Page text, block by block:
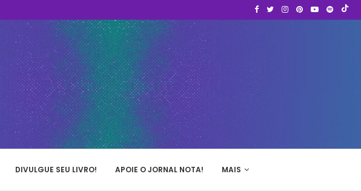
DIVULGUE SEU LIVRO! APOIE O JORNAL NOTA! MAIS